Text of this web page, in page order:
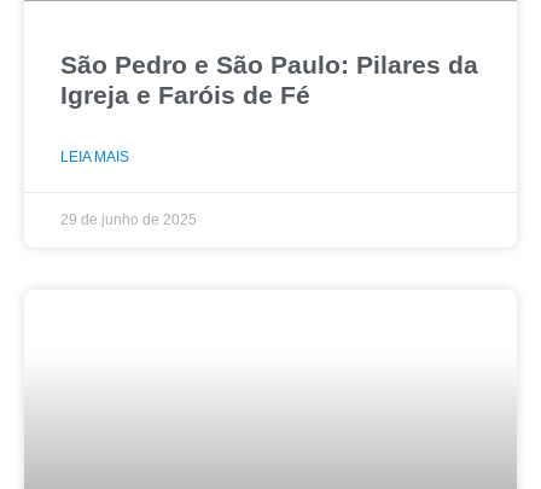
São Pedro e São Paulo: Pilares da
Igreja e Faróis de Fé
LEIA MAIS
29 de junho de 2025